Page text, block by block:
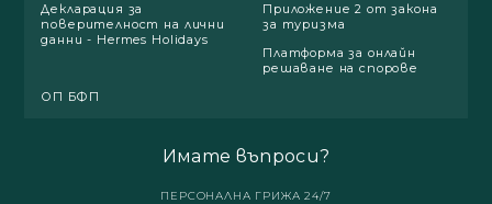
Декларация за
поверителност на лични
данни - Hermes Holidays
Приложение 2 от закона
за туризма
Платформа за онлайн
решаване на спорове
ОП БФП
Имате въпроси?
ПЕРСОНАЛНА ГРИЖА 24/7